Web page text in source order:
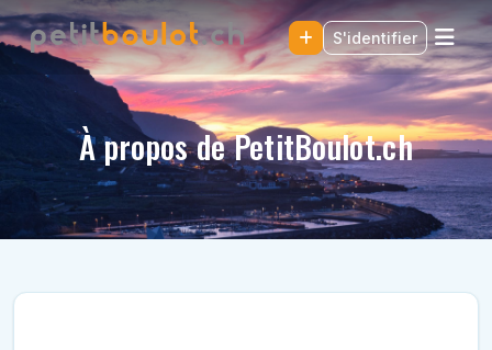
S'identifier
À propos de PetitBoulot.ch